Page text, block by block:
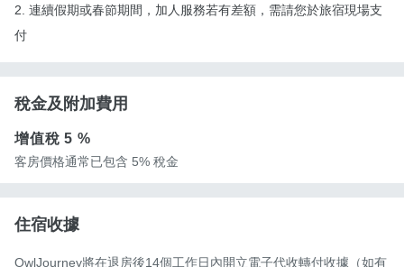
2. 連續假期或春節期間，加人服務若有差額，需請您於旅宿現場支
付
稅金及附加費用
增值稅5 %
客房價格通常已包含 5% 稅金
住宿收據
OwlJourney將在退房後14個工作日內開立電子代收轉付收據（如有